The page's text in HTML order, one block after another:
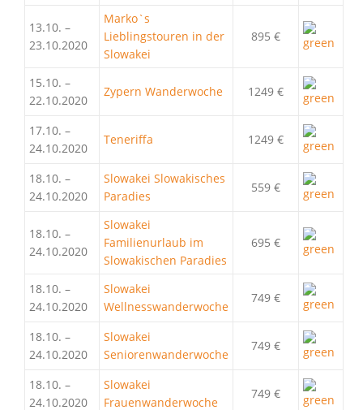
13.10. –
23.10.2020
Marko`s
Lieblingstouren in der
Slowakei
895 €
15.10. –
22.10.2020
Zypern Wanderwoche 1249 €
17.10. –
24.10.2020
Teneriffa 1249 €
18.10. –
24.10.2020
Slowakei Slowakisches
Paradies
559 €
18.10. –
24.10.2020
Slowakei
Familienurlaub im
Slowakischen Paradies
695 €
18.10. –
24.10.2020
Slowakei
Wellnesswanderwoche
749 €
18.10. –
24.10.2020
Slowakei
Seniorenwanderwoche
749 €
18.10. –
24.10.2020
Slowakei
Frauenwanderwoche
749 €